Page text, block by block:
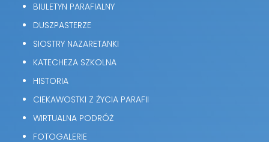
BIULETYN PARAFIALNY
DUSZPASTERZE
SIOSTRY NAZARETANKI
KATECHEZA SZKOLNA
HISTORIA
CIEKAWOSTKI Z ŻYCIA PARAFII
WIRTUALNA PODRÓŻ
FOTOGALERIE